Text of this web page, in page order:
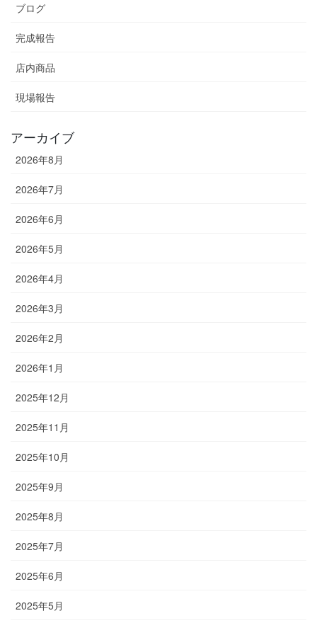
ブログ
完成報告
店内商品
現場報告
アーカイブ
2026年8月
2026年7月
2026年6月
2026年5月
2026年4月
2026年3月
2026年2月
2026年1月
2025年12月
2025年11月
2025年10月
2025年9月
2025年8月
2025年7月
2025年6月
2025年5月